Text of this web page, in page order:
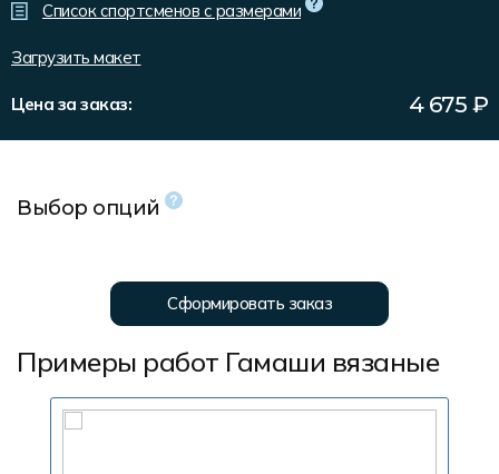
Список спортсменов с размерами
Загрузить макет
Цена за заказ: 4 675 ₽
Выбор опций
Сформировать заказ
Примеры работ Гамаши вязаные
Форма в наличии
Распродажа
Статьи
Реквизиты
Система скидок и наценок
Пользовательское соглашение
Доставка